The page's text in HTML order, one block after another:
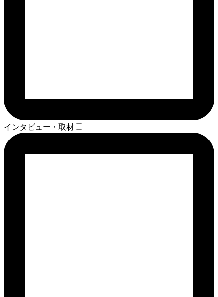
インタビュー・取材